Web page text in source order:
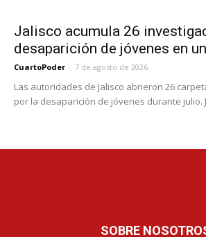
Jalisco acumula 26
desaparición de jóvenes en
CuartoPoder - 7 de agosto de 2026
Las autoridades de Jalisco abrieron 26
por la desaparición de jóvenes durante julio.
SOBRE